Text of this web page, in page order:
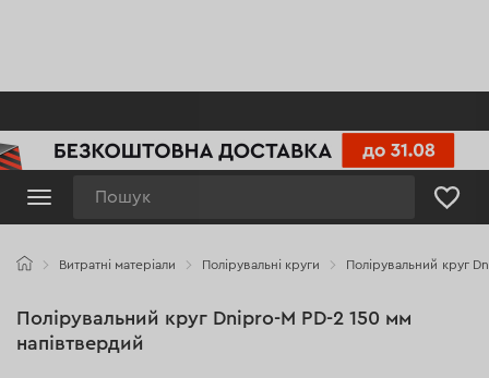
Витратні матеріали Полірувальні круги Полірувальний круг
Полірувальний круг Dnipro-M PD-2 150 мм
напівтвердий